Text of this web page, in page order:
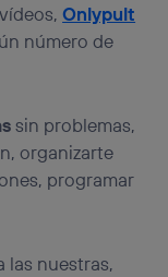
Onlypult
número de
sin problemas,
organizarte
programar
las nuestras,